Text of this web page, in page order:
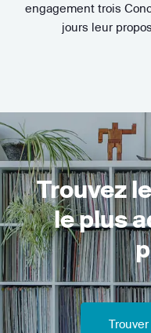
engagement trois
jours leur
Trouvez
le plus